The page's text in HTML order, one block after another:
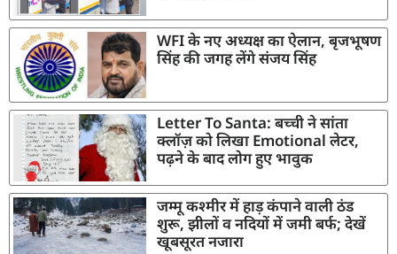
WFI के नए अध्यक्ष का ऐलान, बृजभूषण
सिंह की जगह लेंगे संजय सिंह
Letter To Santa: बच्ची ने सांता
क्लॉज़ को लिखा Emotional लेटर,
पढ़ने के बाद लोग हुए भावुक
जम्मू कश्मीर में हाड़ कंपाने वाली ठंड
शुरू, झीलों व नदियों में जमी बर्फ; देखें
खूबसूरत नजारा